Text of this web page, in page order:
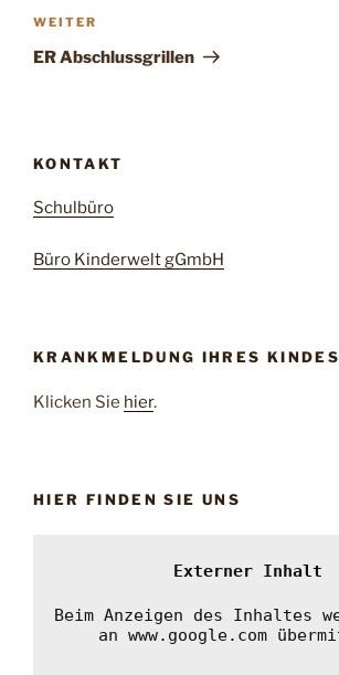
Nächster
Beitrag
WEITER
ER Abschlussgrillen
KONTAKT
Schulbüro
Büro Kinderwelt gGmbH
KRANKMELDUNG IHRES KINDES
Klicken Sie hier.
HIER FINDEN SIE UNS
Externer Inhalt
Beim Anzeigen des Inhaltes
an www.google.com